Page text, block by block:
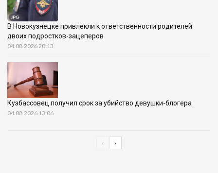
В Новокузнецке привлекли к ответственности родителей
двоих подростков-зацеперов
04.08.2026 20:13
Кузбассовец получил срок за убийство девушки-блогера
04.08.2026 13:06
‹ ›